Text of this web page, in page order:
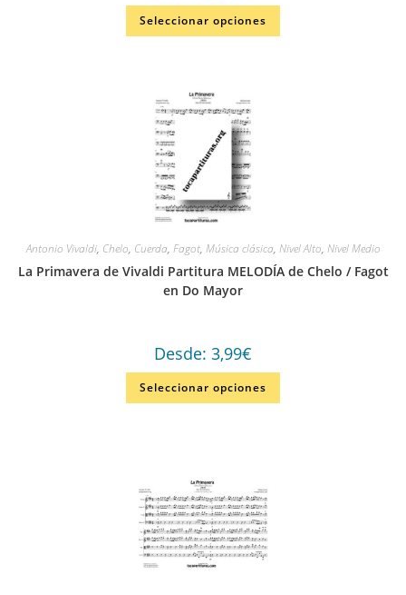
Seleccionar opciones
Antonio Vivaldi, Chelo, Cuerda, Fagot, Música clásica, Nivel Alto, Nivel Medio
La Primavera de Vivaldi Partitura MELODÍA de Chelo / Fagot
en Do Mayor
Desde: 3,99€
Seleccionar opciones